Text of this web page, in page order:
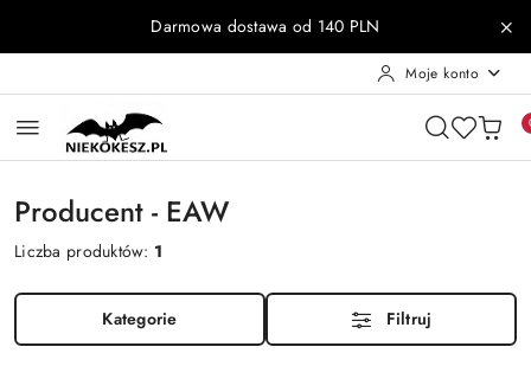
Przejdź do treści głównej
Przejdź do wyszukiwarki
Przejdź do moje konto
Przejdź do menu głównego
Przejdź do stopkiDarmowa dostawa od 140 PLN
Moje konto
Producent - EAW
Liczba produktów: 1
Kategorie Filtruj